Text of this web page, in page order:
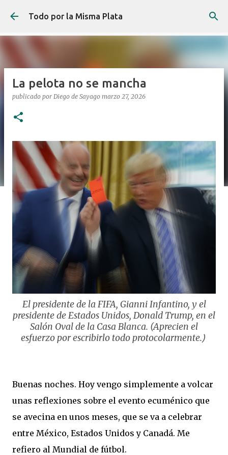
Ir al contenido principal
Todo por la Misma Plata
La pelota no se mancha
publicado por Diego de Sayago marzo 27, 2026
El presidente de la FIFA, Gianni Infantino, y el
presidente de Estados Unidos, Donald Trump, en el
Salón Oval de la Casa Blanca. (Aprecien el
esfuerzo por escribirlo todo protocolarmente.)
Buenas noches. Hoy vengo simplemente a volcar
unas reflexiones sobre el evento ecuménico que
se avecina en unos meses, que se va a celebrar
entre México, Estados Unidos y Canadá. Me
refiero al Mundial de fútbol.